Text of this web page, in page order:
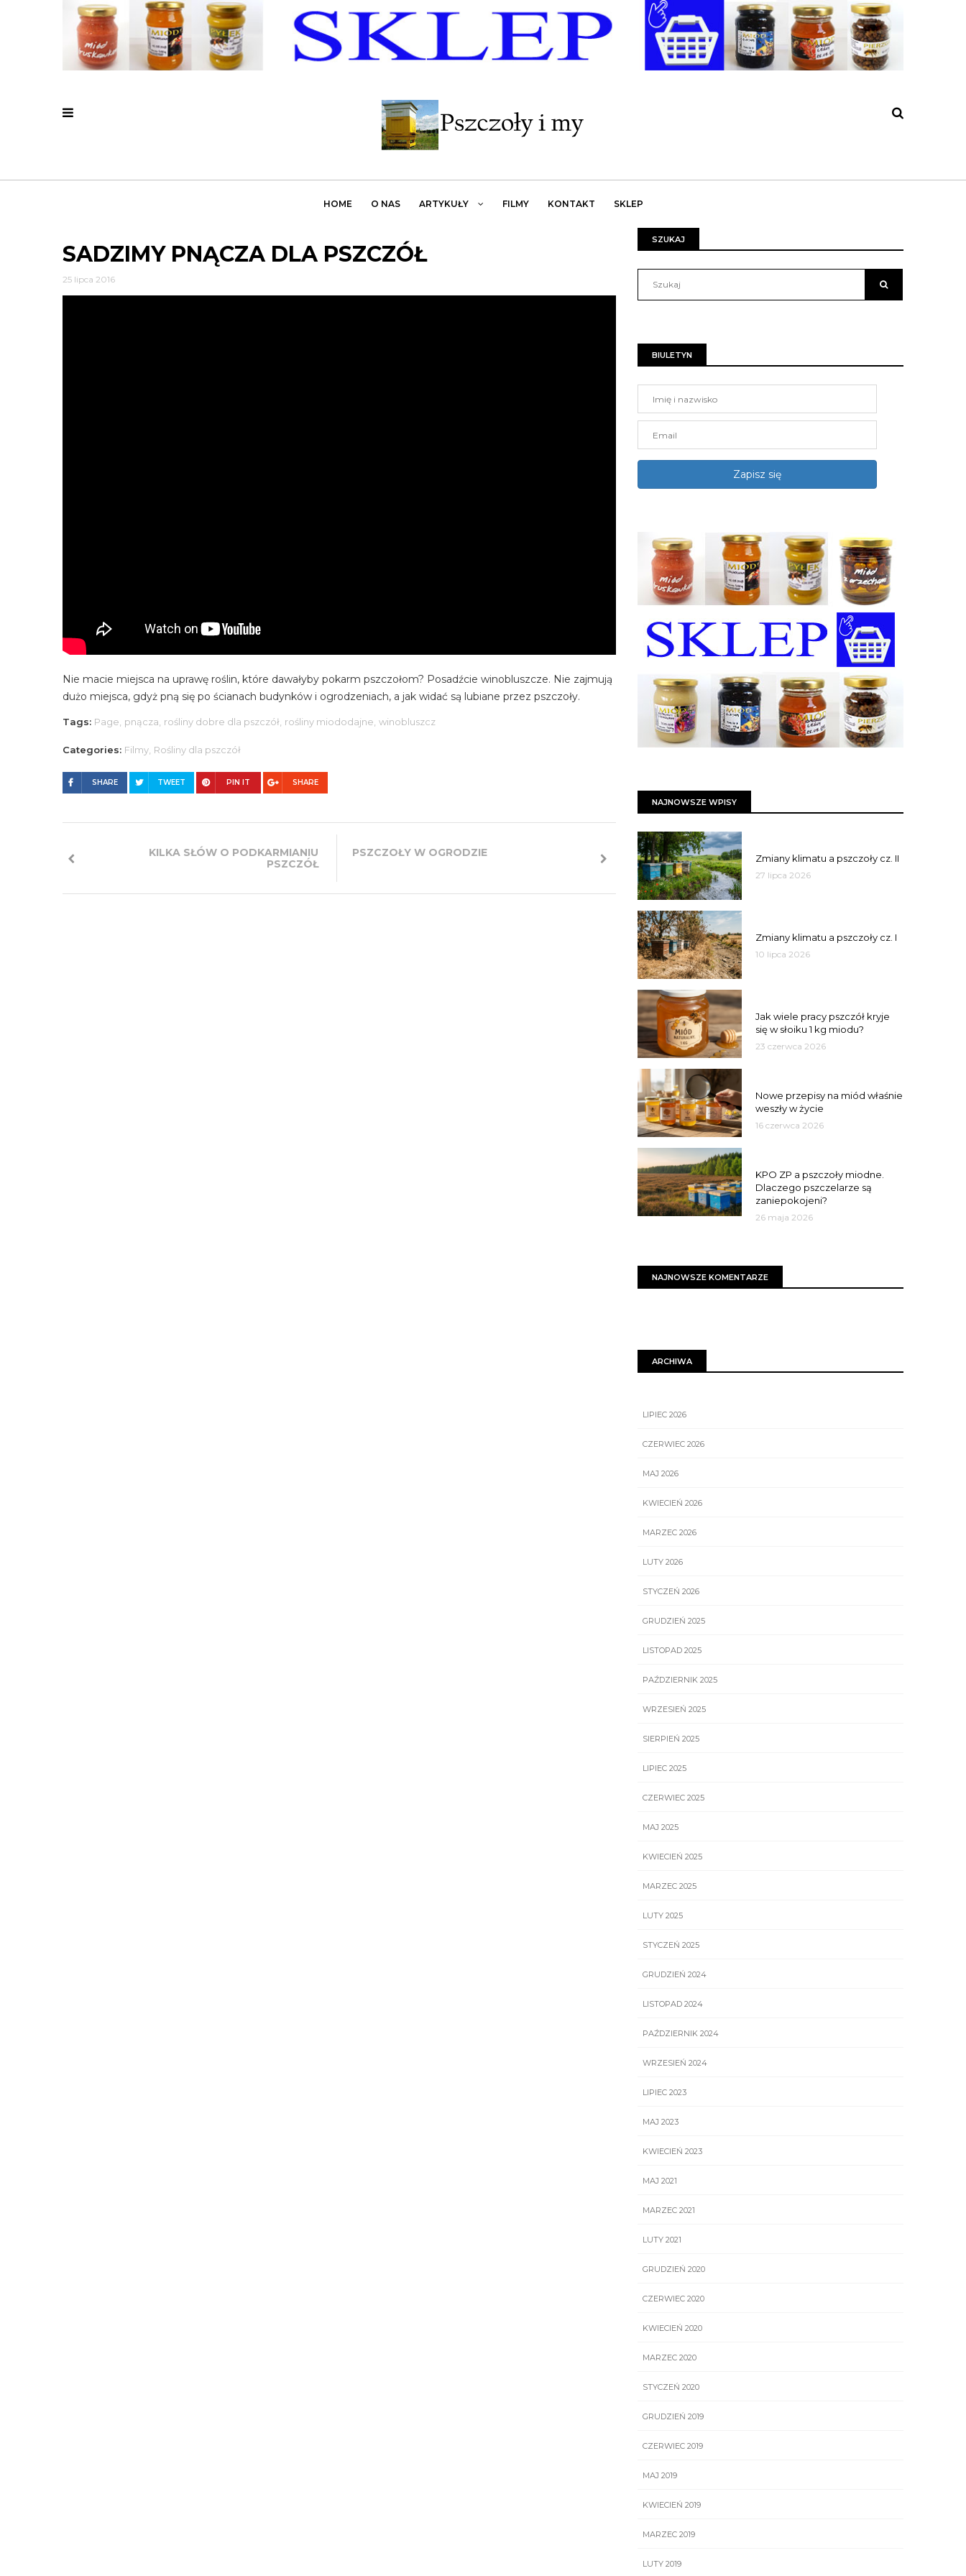
HOME O NAS ARTYKUŁY FILMY KONTAKT SKLEP
SADZIMY PNĄCZA DLA PSZCZÓŁ
25 lipca 2016
Nie macie miejsca na uprawę roślin, które dawałyby pokarm pszczołom? Posadźcie winobluszcze. Nie zajmują
dużo miejsca, gdyż pną się po ścianach budynków i ogrodzeniach, a jak widać są lubiane przez pszczoły.
Tags: Page, pnącza, rośliny dobre dla pszczół, rośliny miododajne, winobluszcz
Categories: Filmy, Rośliny dla pszczół
SHARE TWEET PIN IT SHARE
KILKA SŁÓW O PODKARMIANIU
PSZCZÓŁ
PSZCZOŁY W OGRODZIE
SZUKAJ
BIULETYN
NAJNOWSZE WPISY
Zmiany klimatu a pszczoły cz. II
27 lipca 2026
Zmiany klimatu a pszczoły cz. I
10 lipca 2026
Jak wiele pracy pszczół kryje
się w słoiku 1 kg miodu?
23 czerwca 2026
Nowe przepisy na miód właśnie
weszły w życie
16 czerwca 2026
KPO ZP a pszczoły miodne.
Dlaczego pszczelarze są
zaniepokojeni?
26 maja 2026
NAJNOWSZE KOMENTARZE
ARCHIWA
LIPIEC 2026
CZERWIEC 2026
MAJ 2026
KWIECIEŃ 2026
MARZEC 2026
LUTY 2026
STYCZEŃ 2026
GRUDZIEŃ 2025
LISTOPAD 2025
PAŹDZIERNIK 2025
WRZESIEŃ 2025
SIERPIEŃ 2025
LIPIEC 2025
CZERWIEC 2025
MAJ 2025
KWIECIEŃ 2025
MARZEC 2025
LUTY 2025
STYCZEŃ 2025
GRUDZIEŃ 2024
LISTOPAD 2024
PAŹDZIERNIK 2024
WRZESIEŃ 2024
LIPIEC 2023
MAJ 2023
KWIECIEŃ 2023
MAJ 2021
MARZEC 2021
LUTY 2021
GRUDZIEŃ 2020
CZERWIEC 2020
KWIECIEŃ 2020
MARZEC 2020
STYCZEŃ 2020
GRUDZIEŃ 2019
CZERWIEC 2019
MAJ 2019
KWIECIEŃ 2019
MARZEC 2019
LUTY 2019